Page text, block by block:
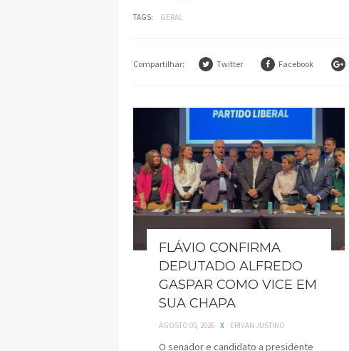
TAGS: GERAL
Compartilhar: Twitter Facebook
FLÁVIO CONFIRMA
DEPUTADO ALFREDO
GASPAR COMO VICE EM
SUA CHAPA
AGOSTO 05, 2026 X ERIVAN JUSTINO
O senador e candidato a presidente